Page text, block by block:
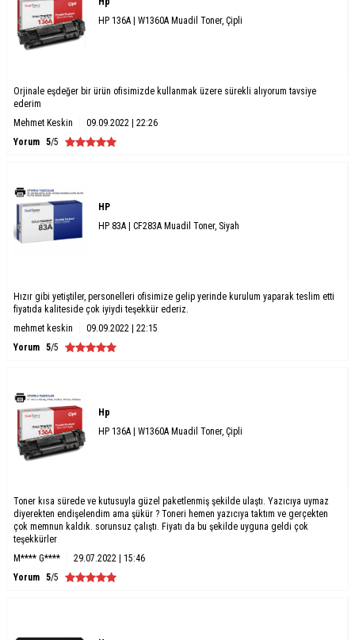
HP 136A | W1360A Muadil Toner, Çipli
Orjinale eşdeğer bir ürün ofisimizde kullanmak üzere sürekli alıyorum tavsiye
ederim
Mehmet Keskin
09.09.2022 | 22:26
Yorum 5/5
HP
HP 83A | CF283A Muadil Toner, Siyah
Hızır gibi yetiştiler, personelleri ofisimize gelip yerinde kurulum yaparak teslim etti
fiyatıda kaliteside çok iyiydi teşekkür ederiz.
mehmet keskin
09.09.2022 | 22:15
Yorum 5/5
Hp
HP 136A | W1360A Muadil Toner, Çipli
Toner kısa sürede ve kutusuyla güzel paketlenmiş şekilde ulaştı. Yazıcıya uymaz
diyerekten endişelendim ama şükür ? Toneri hemen yazıcıya taktım ve gerçekten
çok memnun kaldık. sorunsuz çalıştı. Fiyatı da bu şekilde uyguna geldi çok
teşekkürler
M**** G****
29.07.2022 | 15:46
Yorum 5/5